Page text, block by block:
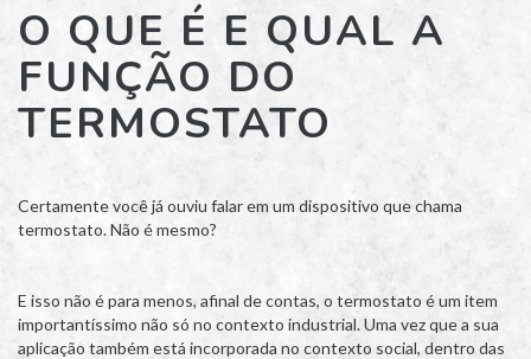
O QUE É E QUAL A
FUNÇÃO DO
TERMOSTATO
Certamente você já ouviu falar em um dispositivo que chama
termostato. Não é mesmo?
E isso não é para menos, afinal de contas, o termostato é um item
importantíssimo não só no contexto industrial. Uma vez que a sua
aplicação também está incorporada no contexto social, dentro das